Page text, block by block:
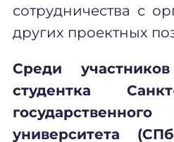
сотрудничества с
других проектных
Среди
студентка Санкт-
государственного
университета